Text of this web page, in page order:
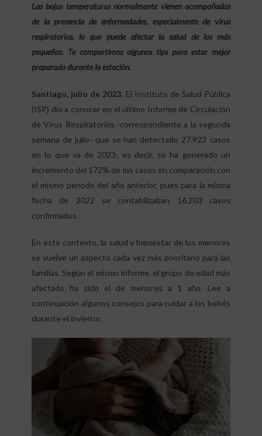
Las bajas temperaturas normalmente vienen acompañadas
de la presencia de enfermedades, especialmente de virus
respiratorios, lo que puede afectar la salud de los más
pequeños. Te compartimos algunos tips para estar mejor
preparado durante la estación.
Santiago, julio de 2023. El Instituto de Salud Pública
(ISP) dio a conocer en el último Informe de Circulación
de Virus Respiratorios -correspondiente a la segunda
semana de julio- que se han detectado 27.923 casos
en lo que va de 2023; es decir, se ha generado un
incremento del 172% de los casos en comparación con
el mismo período del año anterior, pues para la misma
fecha de 2022 se contabilizaban 16.203 casos
confirmados.
En este contexto, la salud y bienestar de los menores
se vuelve un aspecto cada vez más prioritario para las
familias. Según el mismo informe, el grupo de edad más
afectado ha sido el de menores a 1 año. Lee a
continuación algunos consejos para cuidar a los bebés
durante el invierno.